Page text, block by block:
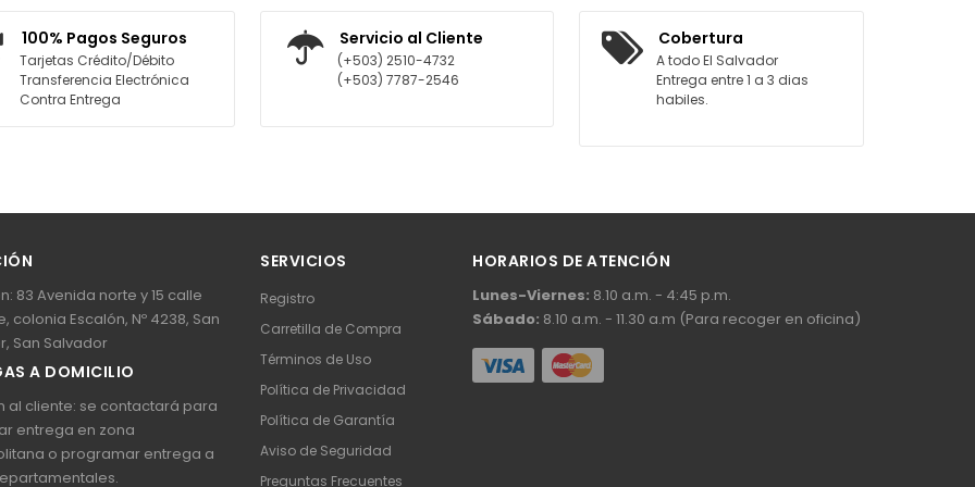
100% Pagos Seguros
Tarjetas Crédito/Débito
Transferencia Electrónica
Contra Entrega
Servicio al Cliente
(+503) 2510-4732
(+503) 7787-2546
Cobertura
A todo El Salvador
Entrega entre 1 a 3 dias
habiles.
83 Avenida norte y 15 calle
colonia Escalón, Nº 4238, San
San Salvador
A DOMICILIO
al cliente: se contactará para
entrega en zona
o programar entrega a
SERVICIOS
Registro
Carretilla de Compra
Términos de Uso
Política de Privacidad
Política de Garantía
Aviso de Seguridad
Preguntas Frecuentes
HORARIOS DE ATENCIÓN
Lunes-Viernes: 8.10 a.m. - 4:45 p.m.
Sábado: 8.10 a.m. - 11.30 a.m (Para recoger en oficina)